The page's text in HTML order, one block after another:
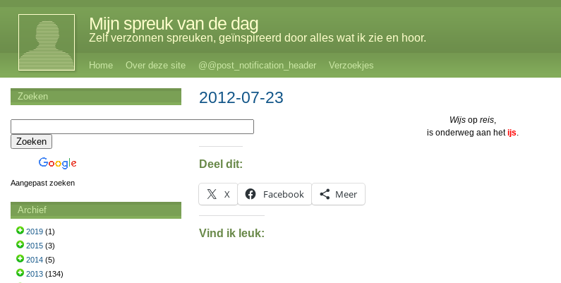
Mijn spreuk van de dag
Zelf verzonnen spreuken, geïnspireerd door alles wat ik zie en hoor.
Home Over deze site @@post_notification_header Verzoekjes
2012-07-23
Wijsop reis,
is onderweg aan hetijs.
Deel dit:
X Facebook Meer
Vind ik leuk:
Zoeken
Aangepast zoeken
Archief
2019 (1)
2015 (3)
2014 (5)
2013 (134)